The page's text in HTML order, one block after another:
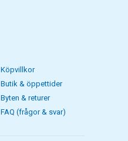
Köpvillkor
Butik & öppettider
Byten & returer
FAQ (frågor & svar)